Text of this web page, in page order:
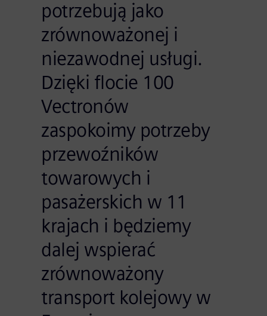
potrzebują jako
zrównoważonej i
niezawodnej usługi.
Dzięki flocie 100
Vectronów
zaspokoimy potrzeby
przewoźników
towarowych i
pasażerskich w 11
krajach i będziemy
dalej wspierać
zrównoważony
transport kolejowy w